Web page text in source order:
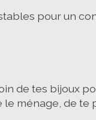
pour un
de tes bijoux
ménage, de te